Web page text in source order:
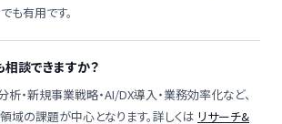
も有用です。
談できますか？
析・新規事業戦略・AI/DX導入・業務効率化など、
域の課題が中心となります。詳しくは リサーチ&